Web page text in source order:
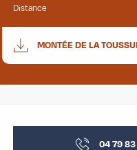
Distance
Documentation
MONTÉE DE LA
Ouverture et
04 79 83